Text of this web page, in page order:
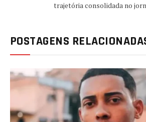
trajetória consolidada no
POSTAGENS